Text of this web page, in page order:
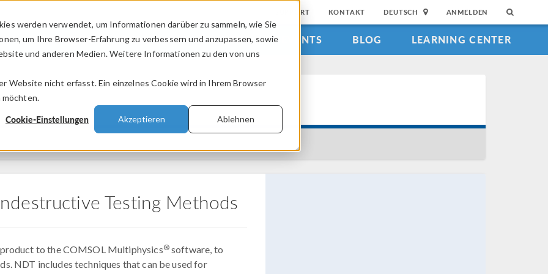
werden verwendet, um Informationen darüber zu sammeln, wie Sie
um Ihre Browser-Erfahrung zu verbessern und anzupassen, sowie
und anderen Medien. Weitere Informationen zu den von uns
Website nicht erfasst. Ein einzelnes Cookie wird in Ihrem Browser
möchten.
Cookie-Einstellungen Akzeptieren Ablehnen
SUPPORT KONTAKT DEUTSCH ANMELDEN
PRODUKTE BRANCHEN VIDEOS EVENTS BLOG LEARNING CENTER
Testing Methods
to the COMSOL Multiphysics®software, to
NDT includes techniques that can be used for